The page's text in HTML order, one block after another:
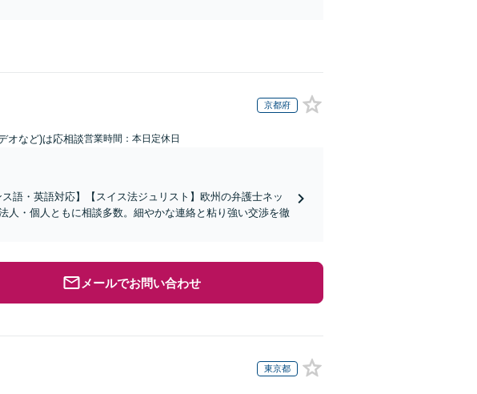
京都府
オなど)は応相談営業時間：本日定休日
語・英語対応】【スイス法ジュリスト】欧州の弁護士ネッ
人・個人ともに相談多数。細やかな連絡と粘り強い交渉を徹
メールでお問い合わせ
東京都